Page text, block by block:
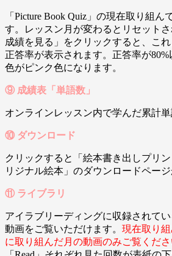
「Picture Book Quiz」の現在取り組
す。レッスン月が変わるとリセット
成績を見る」をクリックすると、こ
正答率が表示されます。正答率が
色がピンク色になります。
⑨ 成績表「単語数」
オンラインレッスン内で学んだ累計単
⑩ ダウンロード
クリックすると「絵本書き出しプリ
リジナル絵本」のダウンロードページ
⑪ ライブラリ
アイラブリーディングに収録されて
動画をご覧いただけます。 現在取り
に取り組んだ月の動画のみご覧くださ